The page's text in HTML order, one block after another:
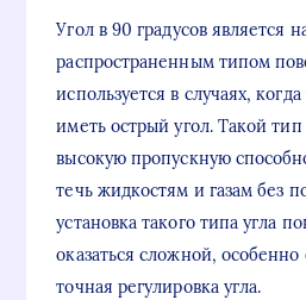
Угол в 90 градусов является
распространенным типом
используется в случаях,
иметь острый угол. Такой
высокую пропускную
течь жидкостям и газам без
установка такого типа угла
оказаться сложной, особенно
точная регулировка угла.